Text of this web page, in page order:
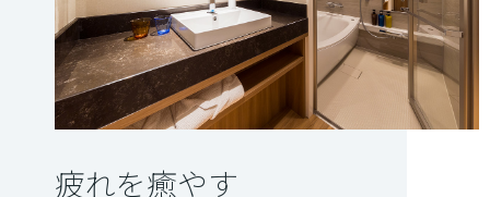
疲れを癒やす